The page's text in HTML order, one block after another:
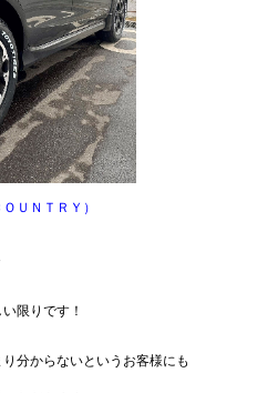
ＵＮＴＲＹ）
限りです！
分からないというお客様にも